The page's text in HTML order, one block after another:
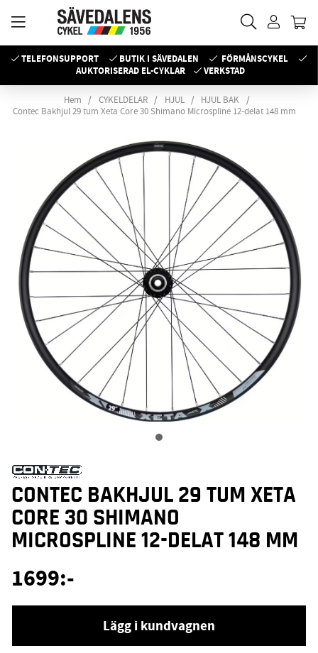
TELEFONSUPPORT BUTIK I SÄVEDALEN
FÖRMÅNSCYKEL
AUKTORISERAD EL-CYKLAR
VERKSTAD
Hem CYKELDELAR HJUL
HJUL BAK
Contec Bakhjul 29 tum Xeta Core 30 Shimano Microspline 12-delat 148 mm
CONTEC BAKHJUL 29 TUM XETA
CORE 30 SHIMANO
MICROSPLINE 12-DELAT 148 MM
1699:-
Lägg i kundvagnen